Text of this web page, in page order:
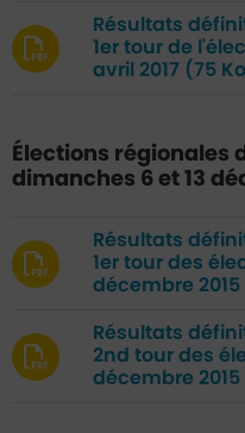
Résultats
1er tour de
avril 2017 (75
Élections régionales
dimanches 6 et 13
Résultats
1er tour des
décembre 2015
Résultats
2nd tour des
décembre 2015